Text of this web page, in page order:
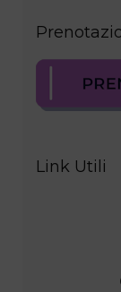
Link Utili